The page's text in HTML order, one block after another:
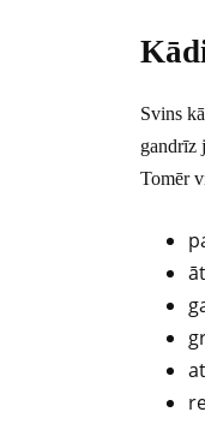
Svins
gandrīz
Tomēr